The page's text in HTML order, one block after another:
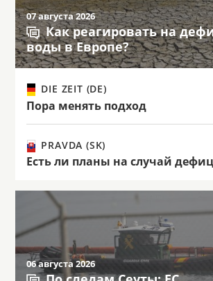
07 августа 2026
Как реагировать на
воды в Европе?
DIE ZEIT (DE)
Пора менять подход
PRAVDA (SK)
Есть ли планы на случай
06 августа 2026